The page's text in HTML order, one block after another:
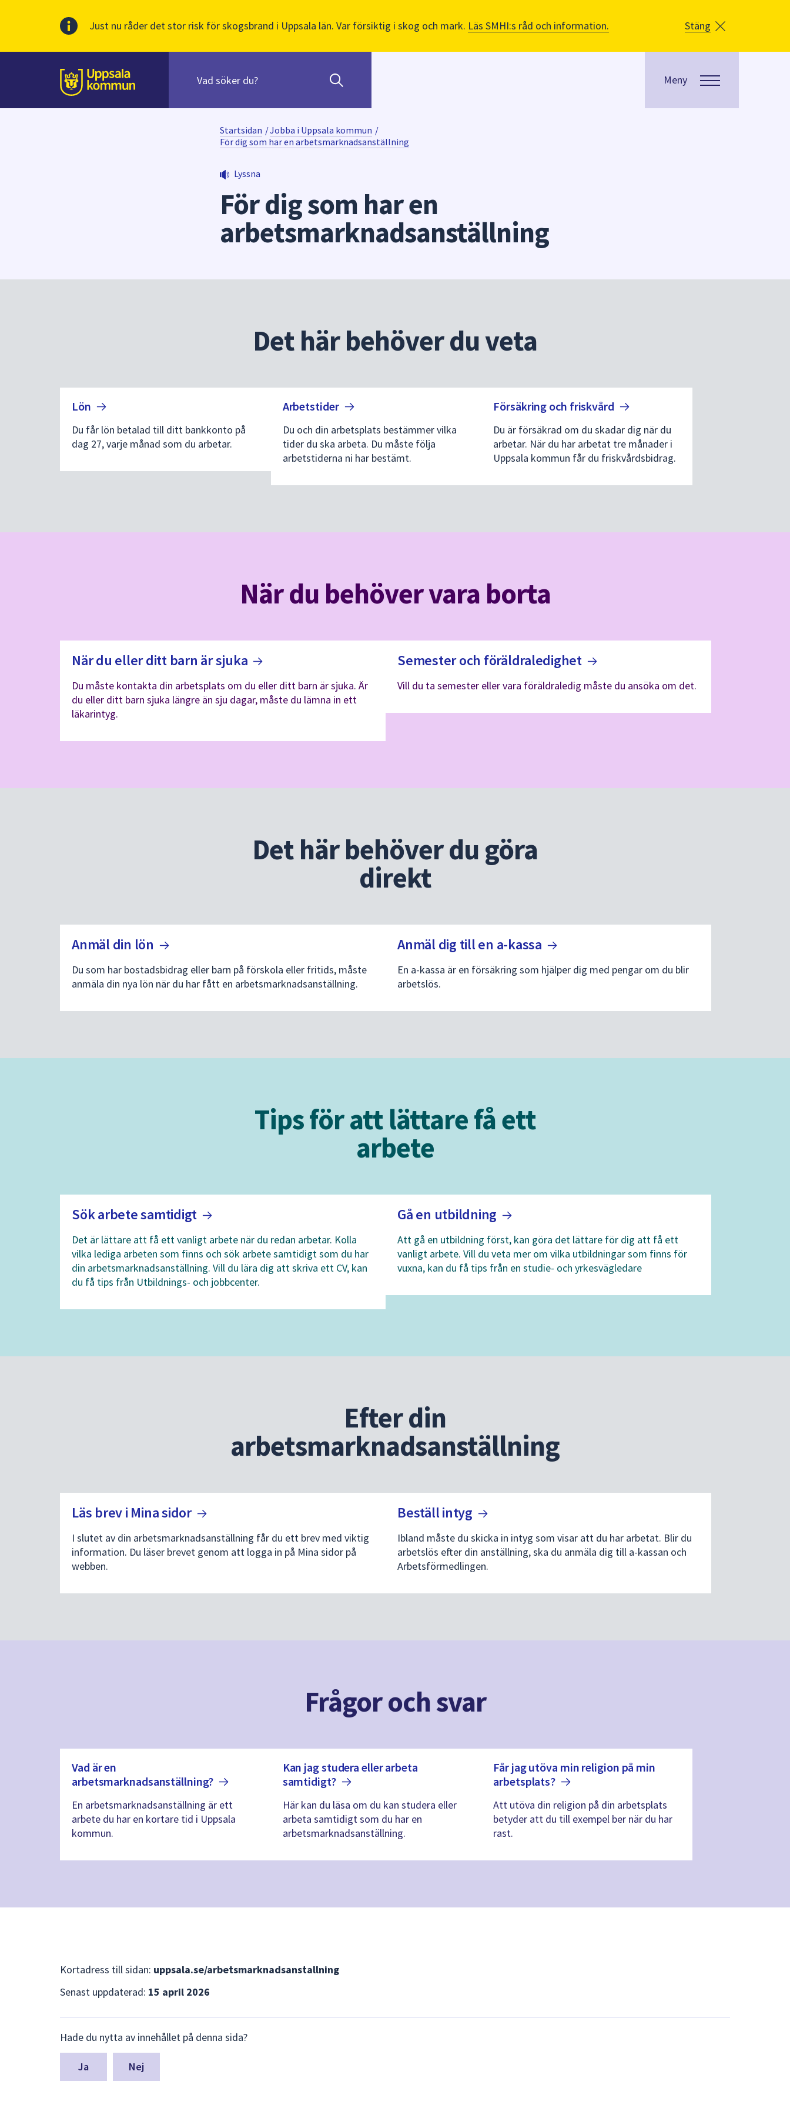
Just nu råder det stor risk för skogsbrand i Uppsala län. Var försiktig i skog och mark. Läs SMHI:s råd och information. Stäng
Till sidans
huvudinnehåll
innehåll
fältet.
för
att
Meny
Startsidan /Jobba i Uppsala kommun /
För dig som har en arbetsmarknadsanställning
Lyssna
För dig som har en
arbetsmarknadsanställning
Det här behöver du veta
Lön
Du får lön betalad till ditt bankkonto på
dag 27, varje månad som du arbetar.
Arbetstider
Du och din arbetsplats bestämmer vilka
tider du ska arbeta. Du måste följa
arbetstiderna ni har bestämt.
Försäkring och friskvård
Du är försäkrad om du skadar dig när du
arbetar. När du har arbetat tre månader i
Uppsala kommun får du friskvårdsbidrag.
När du behöver vara borta
När du eller ditt barn ärsjuka
Du måste kontakta din arbetsplats om du eller ditt barn är sjuka. Är
du eller ditt barn sjuka längre än sju dagar, måste du lämna in ett
läkarintyg.
Semester och föräldraledighet
Vill du ta semester eller vara föräldraledig måste du ansöka om det.
Det här behöver du göra
direkt
Anmäl din lön
Du som har bostadsbidrag eller barn på förskola eller fritids, måste
anmäla din nya lön när du har fått en arbetsmarknadsanställning.
Anmäl dig till en a-kassa
En a-kassa är en försäkring som hjälper dig med pengar om du blir
arbetslös.
Tips för att lättare få ett
arbete
Sök arbetesamtidigt
Det är lättare att få ett vanligt arbete när du redan arbetar. Kolla
vilka lediga arbeten som finns och sök arbete samtidigt som du har
din arbetsmarknadsanställning. Vill du lära dig att skriva ett CV, kan
du få tips från Utbildnings- och jobbcenter.
Gå en utbildning
Att gå en utbildning först, kan göra det lättare för dig att få ett
vanligt arbete. Vill du veta mer om vilka utbildningar som finns för
vuxna, kan du få tips från en studie- och yrkesvägledare
Efter din
arbetsmarknadsanställning
Läs brev i Minasidor
I slutet av din arbetsmarknadsanställning får du ett brev med viktig
information. Du läser brevet genom att logga in på Mina sidor på
webben.
Beställintyg
Ibland måste du skicka in intyg som visar att du har arbetat. Blir du
arbetslös efter din anställning, ska du anmäla dig till a-kassan och
Arbetsförmedlingen.
Frågor och svar
Vad är en
arbetsmarknadsanställning?
En arbetsmarknadsanställning är ett
arbete du har en kortare tid i Uppsala
kommun.
Kan jag studera eller arbeta
samtidigt?
Här kan du läsa om du kan studera eller
arbeta samtidigt som du har en
arbetsmarknadsanställning.
Får jag utöva min religion på min
arbetsplats?
Att utöva din religion på din arbetsplats
betyder att du till exempel ber när du har
rast.
Kortadress till sidan: uppsala.se/arbetsmarknadsanstallning
Senast uppdaterad: 15 april 2026
synpunkter
för
denna
Hade du nytta av innehållet på denna sida?
Nej